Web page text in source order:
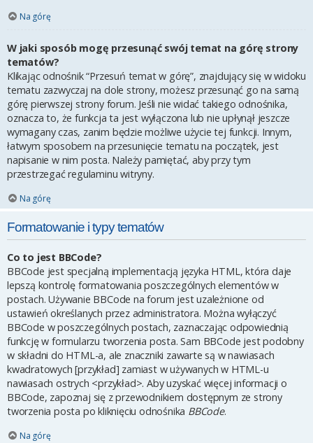
Na górę
W jaki sposób mogę przesunąć swój temat na górę strony
tematów?
Klikając odnośnik “Przesuń temat w górę”, znajdujący się w widoku
tematu zazwyczaj na dole strony, możesz przesunąć go na samą
górę pierwszej strony forum. Jeśli nie widać takiego odnośnika,
oznacza to, że funkcja ta jest wyłączona lub nie upłynął jeszcze
wymagany czas, zanim będzie możliwe użycie tej funkcji. Innym,
łatwym sposobem na przesunięcie tematu na początek, jest
napisanie w nim posta. Należy pamiętać, aby przy tym
przestrzegać regulaminu witryny.
Na górę
Formatowanie i typy tematów
Co to jest BBCode?
BBCode jest specjalną implementacją języka HTML, która daje
lepszą kontrolę formatowania poszczególnych elementów w
postach. Używanie BBCode na forum jest uzależnione od
ustawień określanych przez administratora. Można wyłączyć
BBCode w poszczególnych postach, zaznaczając odpowiednią
funkcję w formularzu tworzenia posta. Sam BBCode jest podobny
w składni do HTML-a, ale znaczniki zawarte są w nawiasach
kwadratowych [przykład] zamiast w używanych w HTML-u
nawiasach ostrych <przykład>. Aby uzyskać więcej informacji o
BBCode, zapoznaj się z przewodnikiem dostępnym ze strony
tworzenia posta po kliknięciu odnośnika BBCode.
Na górę